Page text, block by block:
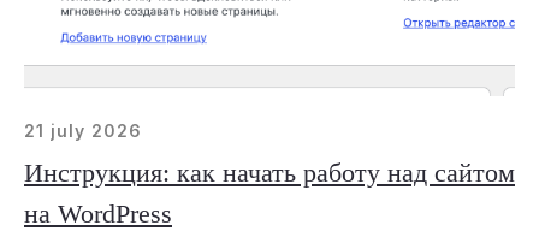
21 july 2026
Инструкция: как начать работу над сайтом
на WordPress